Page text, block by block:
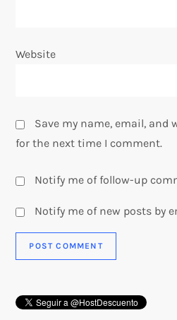
Website
Save my name, email, and
for the next time I comment.
Notify me of follow-up
Notify me of new posts by